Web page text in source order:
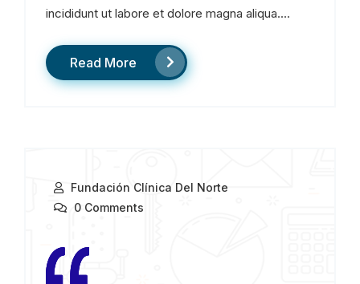
incididunt ut labore et dolore magna aliqua....
Read More
Fundación Clínica Del Norte
0 Comments